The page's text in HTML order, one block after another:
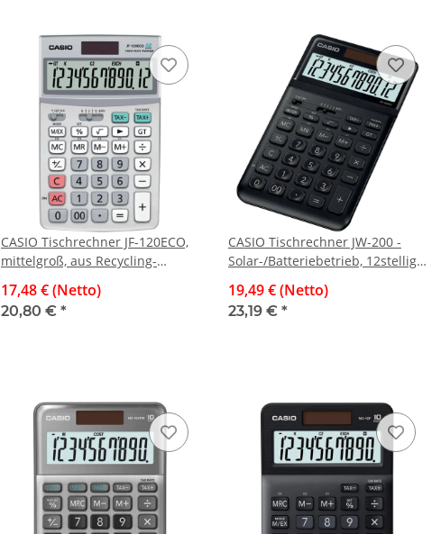
CASIO Tischrechner JF-120ECO,
mittelgroß, aus Recycling-
Solar-/Batterie
17,48 € (Netto)
20,80 € *
CASIO Tischrechner JW-200 -
Solar-/Batteriebetrieb, 12stellig,
19,49 € (Netto)
23,19 € *